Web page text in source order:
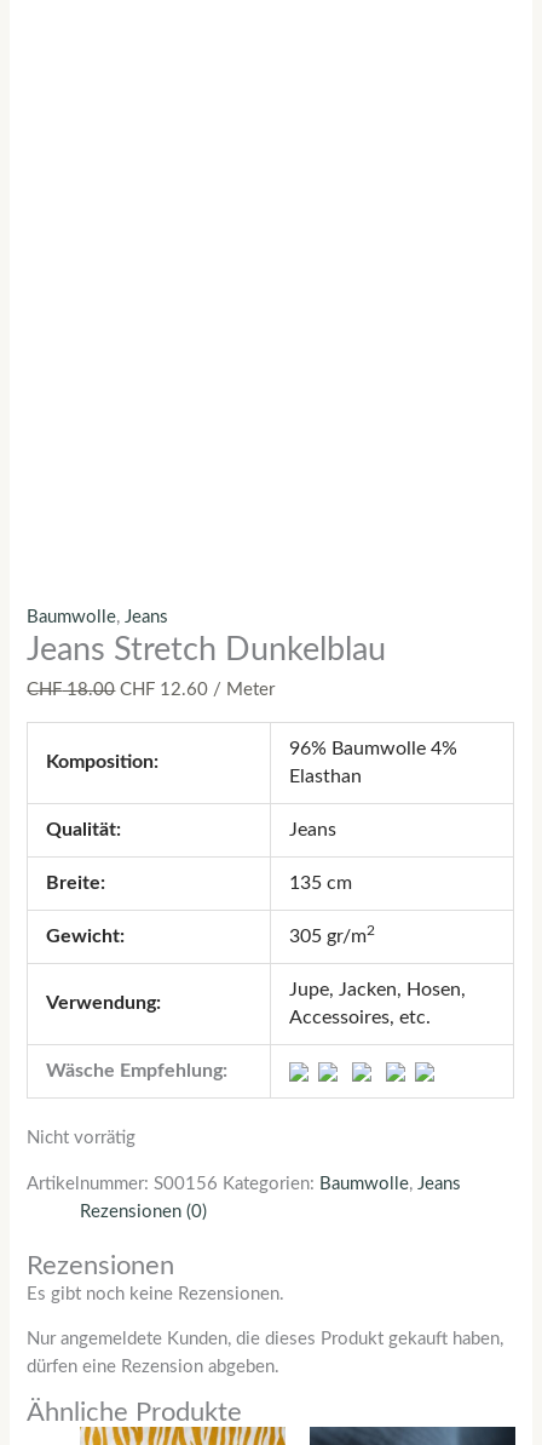
Baumwolle, Jeans
Jeans Stretch Dunkelblau
CHF18.00 CHF 12.60 / Meter
Komposition:
96% Baumwolle 4%
Elasthan
Qualität: Jeans
Breite: 135 cm
Gewicht: 305 gr/m2
Verwendung:
Jupe, Jacken, Hosen,
Accessoires, etc.
Wäsche Empfehlung:
Nicht vorrätig
Artikelnummer:S00156 Kategorien: Baumwolle, Jeans
Rezensionen (0)
Rezensionen
Es gibt noch keine Rezensionen.
Nur angemeldete Kunden, die dieses Produkt gekauft haben,
dürfen eine Rezension abgeben.
Ähnliche Produkte
Ursprünglicher
Aktueller